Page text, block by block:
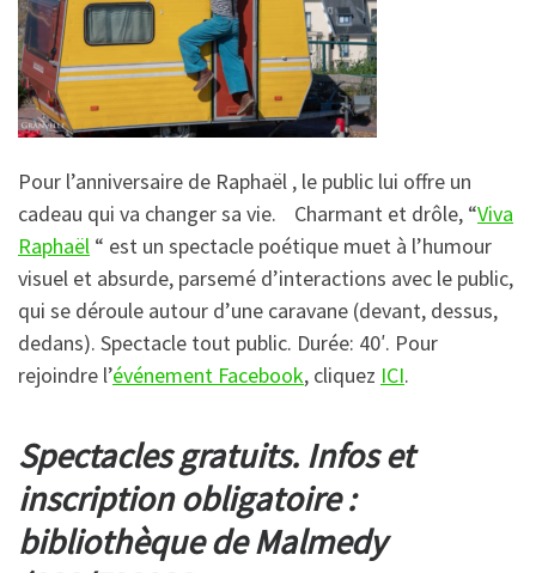
Pour l’anniversaire de Raphaël , le public lui offre un
cadeau qui va changer sa vie. Charmant et drôle, “Viva
Raphaël “ est un spectacle poétique muet à l’humour
visuel et absurde, parsemé d’interactions avec le public,
qui se déroule autour d’une caravane (devant, dessus,
dedans). Spectacle tout public. Durée: 40′. Pour
rejoindre l’événement Facebook, cliquez ICI.
Spectacles gratuits. Infos et
inscription obligatoire :
bibliothèque de Malmedy